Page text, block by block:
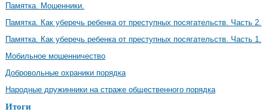
Памятка. Мошенники.
Памятка. Как уберечь ребенка от преступных посягательств. Часть 2.
Памятка. Как уберечь ребенка от преступных посягательств. Часть 1.
Мобильное мошенничество
Добровольные охраники порядка
Народные дружинники на страже общественного порядка
Итоги